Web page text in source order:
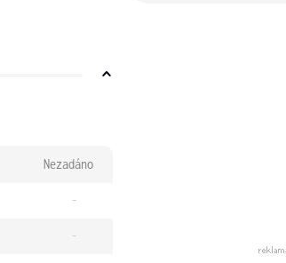
Nezadáno
-
-